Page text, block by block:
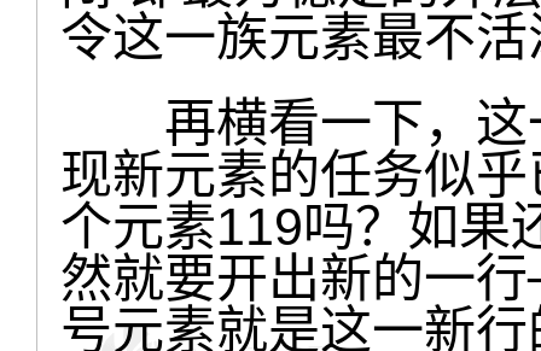
令这一族元素最不活
再横看一下，这
现新元素的任务似
个元素119吗？如果
然就要开出新的一
号元素就是这一新行